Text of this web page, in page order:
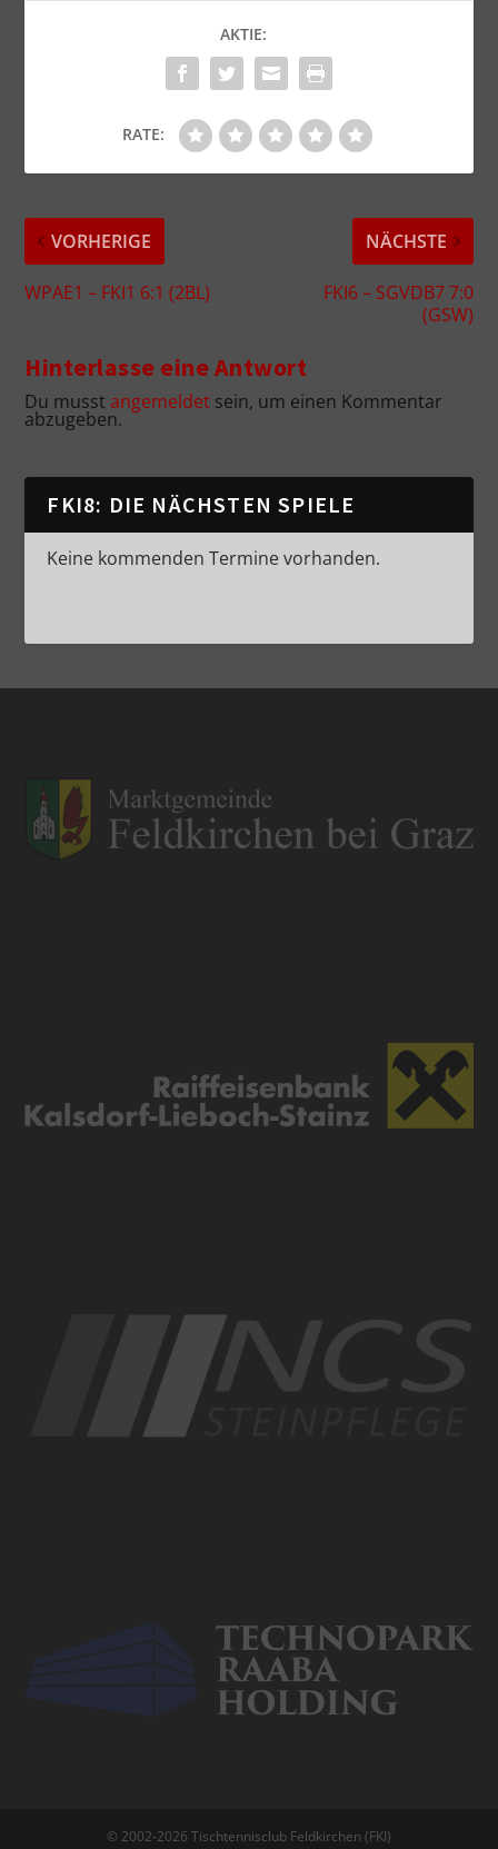
AKTIE:
RATE:
VORHERIGE
WPAE1 – FKI1 6:1 (2BL)
NÄCHSTE
FKI6 – SGVDB7 7:0
(GSW)
Hinterlasse eine Antwort
Du musst angemeldet sein, um einen Kommentar
abzugeben.
FKI8: DIE NÄCHSTEN SPIELE
Keine kommenden Termine vorhanden.
© 2002-2026 Tischtennisclub Feldkirchen (FKI)